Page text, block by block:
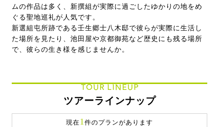
ムの作品は多く、新撰組が実際に過ごしたゆかりの地をめ
ぐる聖地巡礼が人気です。
新選組屯所跡である壬生郷士八木邸で彼らが実際に生活し
た場所を見たり、池田屋や京都御苑など歴史にも残る場所
で、彼らの生き様を感じませんか。
TOUR LINEUP
ツアーラインナップ
現在1 件のプランがあります